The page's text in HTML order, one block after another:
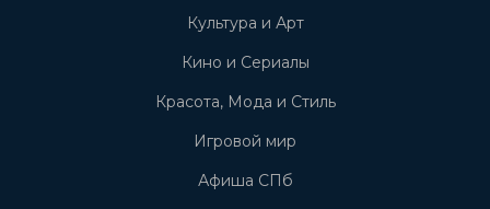
Культура и Арт
Кино и Сериалы
Красота, Мода и Стиль
Игровой мир
Афиша СПб